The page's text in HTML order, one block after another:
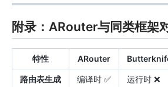
附录：ARouter与同类框架
特性 ARouter
路由表生成 编译时 ✅ 运行时 ❌